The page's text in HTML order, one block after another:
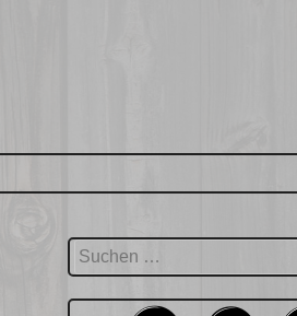
Suchen
nach: